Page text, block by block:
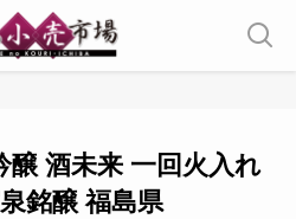
醸 酒未来 一回火入れ
銘醸 福島県